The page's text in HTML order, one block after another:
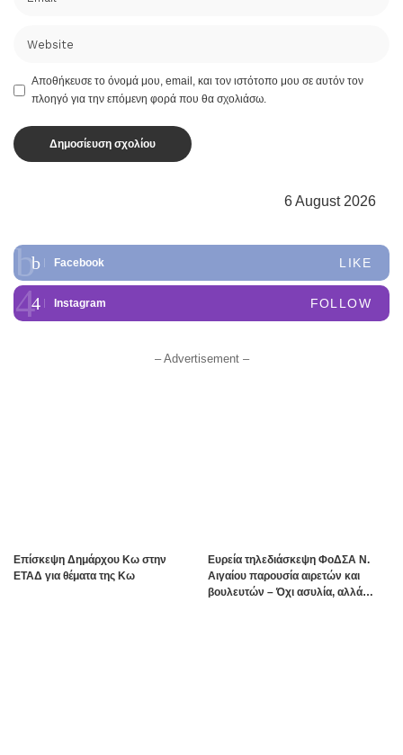
Αποθήκευσε το όνομά μου, email, και τον ιστότοπο μου σε αυτόν τον
πλοηγό για την επόμενη φορά που θα σχολιάσω.
6 August 2026
Facebook LIKE
Instagram FOLLOW
– Advertisement –
Επίσκεψη Δημάρχου Κω στην
ΕΤΑΔ για θέματα της Κω
Ευρεία τηλεδιάσκεψη ΦοΔΣΑ Ν.
Αιγαίου παρουσία αιρετών και
βουλευτών – Όχι ασυλία, αλλά